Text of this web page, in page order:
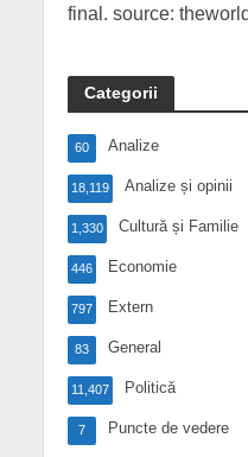
final. source:
Categorii
Analize
60
Analize și opinii
18,119
Cultură și Familie
1,330
Economie
446
Extern
797
General
83
Politică
11,407
Puncte de vedere
7